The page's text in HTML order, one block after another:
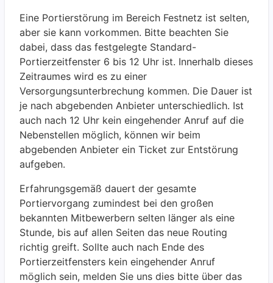
Eine Portierstörung im Bereich Festnetz ist selten,
aber sie kann vorkommen. Bitte beachten Sie
dabei, dass das festgelegte Standard-
Portierzeitfenster 6 bis 12 Uhr ist. Innerhalb dieses
Zeitraumes wird es zu einer
Versorgungsunterbrechung kommen. Die Dauer ist
je nach abgebenden Anbieter unterschiedlich. Ist
auch nach 12 Uhr kein eingehender Anruf auf die
Nebenstellen möglich, können wir beim
abgebenden Anbieter ein Ticket zur Entstörung
aufgeben.
Erfahrungsgemäß dauert der gesamte
Portiervorgang zumindest bei den großen
bekannten Mitbewerbern selten länger als eine
Stunde, bis auf allen Seiten das neue Routing
richtig greift. Sollte auch nach Ende des
Portierzeitfensters kein eingehender Anruf
möglich sein, melden Sie uns dies bitte über das